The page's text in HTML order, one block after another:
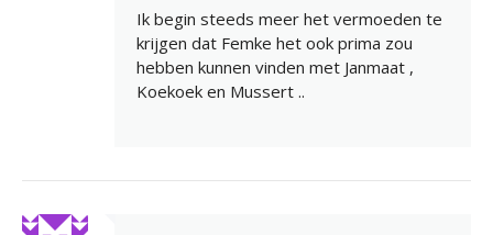
Ik begin steeds meer het vermoeden te
krijgen dat Femke het ook prima zou
hebben kunnen vinden met Janmaat ,
Koekoek en Mussert ..